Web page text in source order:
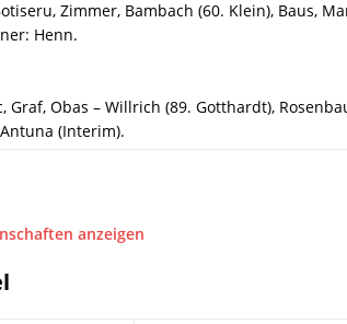
Zimmer, Bambach (60. Klein), Baus,
Henn.
Graf, Obas – Willrich (89. Gotthardt),
(Interim).
anzeigen